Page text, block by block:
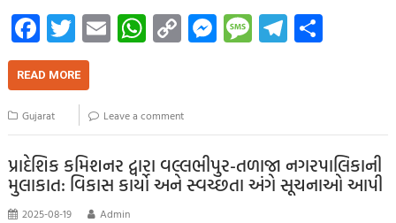
Fa
ce
b
o
o
k
T
wi
tt
er
E
m
W
h
s
A
p
p
C
o
y
Li
nk
M
es
g
er
M
es
e
Te
le
m
READ MORE
Gujarat Leave a comment
પ્રાદેશિક કમિશનર દ્વારા વલ્લભીપુર-તળાજા નગરપાલિકાની
મુલાકાત: વિકાસ કાર્યો અને સ્વચ્છતા અંગે સૂચનાઓ આપી
2025-08-19 Admin